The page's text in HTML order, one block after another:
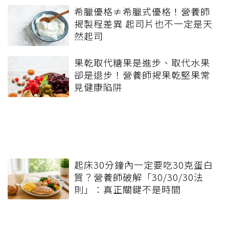
希臘優格≠希臘式優格！營養師
揭製程差異 起司片也不一定是天
然起司
果乾取代糖果是進步、取代水果
卻是退步！營養師揭果乾堅果常
見健康陷阱
起床30分鐘內一定要吃30克蛋白
質？營養師破解「30/30/30法
則」：真正關鍵不是時間